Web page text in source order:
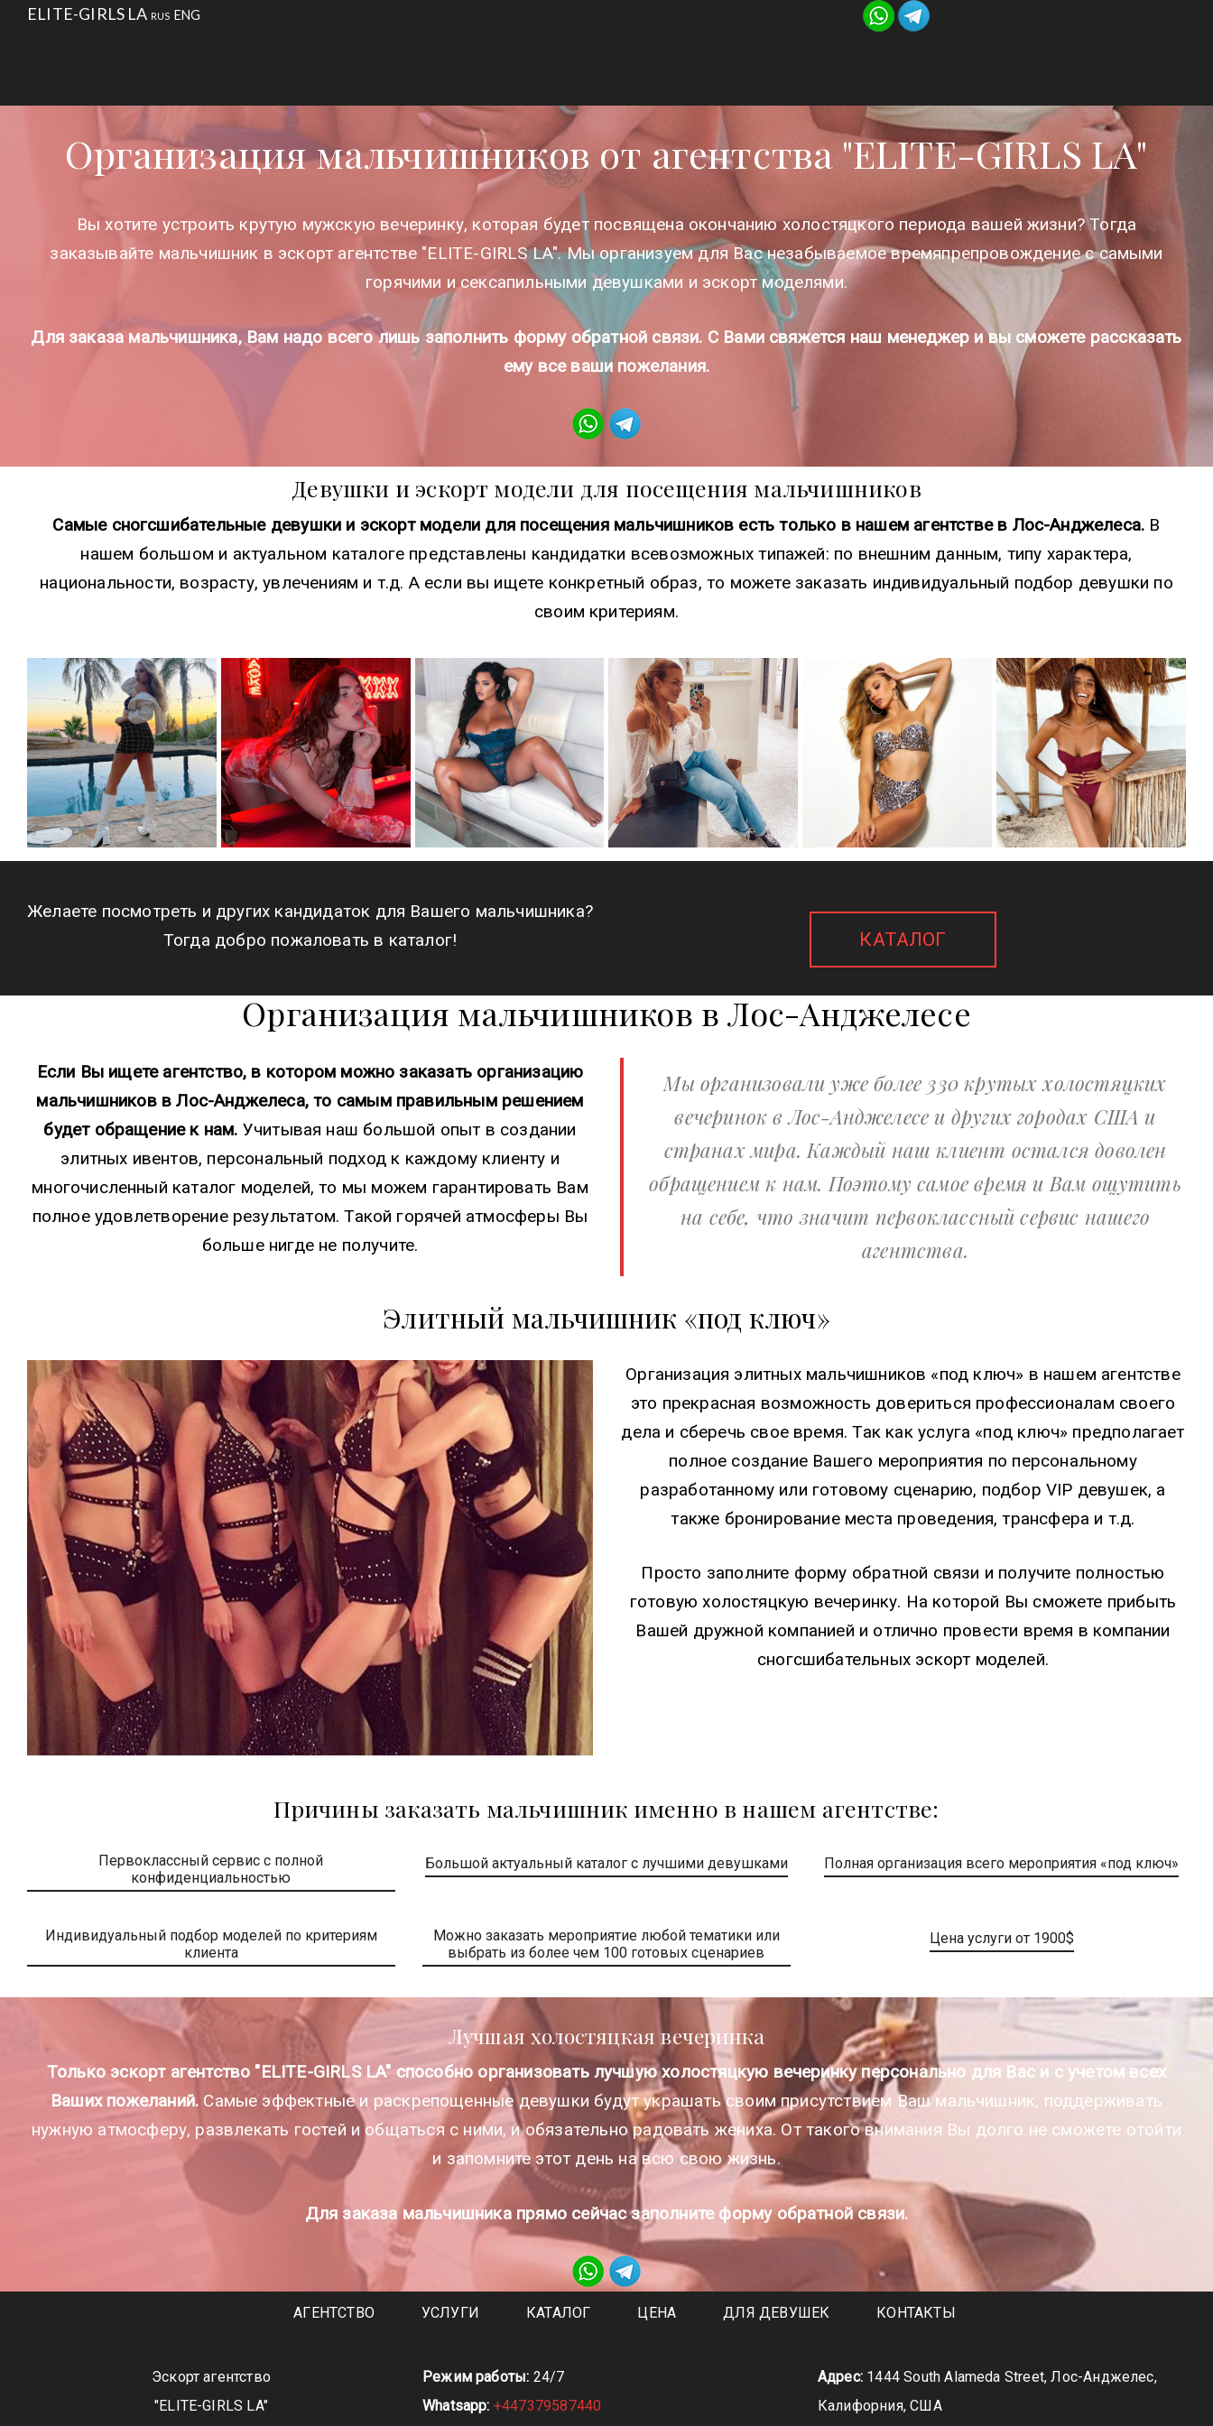
ELITE-GIRLS LA RUS ENG
Организация мальчишников от агентства "ELITE-GIRLS LA"
Вы хотите устроить крутую мужскую вечеринку, которая будет посвящена окончанию холостяцкого периода вашей жизни? Тогда
заказывайте мальчишник в эскорт агентстве "ELITE-GIRLS LA". Мы организуем для Вас незабываемое времяпрепровождение с самыми
горячими и сексапильными девушками и эскорт моделями.
Для заказа мальчишника, Вам надо всего лишь заполнить форму обратной связи. С Вами свяжется наш менеджер и вы сможете рассказать
ему все ваши пожелания.
Девушки и эскорт модели для посещения мальчишников
Самые сногсшибательные девушки и эскорт модели для посещения мальчишников есть только в нашем агентстве в Лос-Анджелеса. В
нашем большом и актуальном каталоге представлены кандидатки всевозможных типажей: по внешним данным, типу характера,
национальности, возрасту, увлечениям и т.д. А если вы ищете конкретный образ, то можете заказать индивидуальный подбор девушки по
своим критериям.
Желаете посмотреть и других кандидаток для Вашего мальчишника?
Тогда добро пожаловать в каталог!
КАТАЛОГ
Организация мальчишников в Лос-Анджелесе
Если Вы ищете агентство, в котором можно заказать организацию
мальчишников в Лос-Анджелеса, то самым правильным решением
будет обращение к нам. Учитывая наш большой опыт в создании
элитных ивентов, персональный подход к каждому клиенту и
многочисленный каталог моделей, то мы можем гарантировать Вам
полное удовлетворение результатом. Такой горячей атмосферы Вы
больше нигде не получите.
Мы организовали уже более 330 крутых холостяцких
вечеринок в Лос-Анджелесе и других городах США и
странах мира. Каждый наш клиент остался доволен
обращением к нам. Поэтому самое время и Вам ощутить
на себе, что значит первоклассный сервис нашего
агентства.
Элитный мальчишник «под ключ»
Организация элитных мальчишников «под ключ» в нашем агентстве
это прекрасная возможность довериться профессионалам своего
дела и сберечь свое время. Так как услуга «под ключ» предполагает
полное создание Вашего мероприятия по персональному
разработанному или готовому сценарию, подбор VIP девушек, а
также бронирование места проведения, трансфера и т.д.
Просто заполните форму обратной связи и получите полностью
готовую холостяцкую вечеринку. На которой Вы сможете прибыть
Вашей дружной компанией и отлично провести время в компании
сногсшибательных эскорт моделей.
Причины заказать мальчишник именно в нашем агентстве:
Первоклассный сервис с полной
конфиденциальностью
Большой актуальный каталог с лучшими девушками Полная организация всего мероприятия «под ключ»
Индивидуальный подбор моделей по критериям
клиента
Можно заказать мероприятие любой тематики или
выбрать из более чем 100 готовых сценариев
Цена услуги от 1900$
Лучшая холостяцкая вечеринка
Только эскорт агентство "ELITE-GIRLS LA" способно организовать лучшую холостяцкую вечеринку персонально для Вас и с учетом всех
Ваших пожеланий. Самые эффектные и раскрепощенные девушки будут украшать своим присутствием Ваш мальчишник, поддерживать
нужную атмосферу, развлекать гостей и общаться с ними, и обязательно радовать жениха. От такого внимания Вы долго не сможете отойти
и запомните этот день на всю свою жизнь.
Для заказа мальчишника прямо сейчас заполните форму обратной связи.
АГЕНТСТВО УСЛУГИ КАТАЛОГ ЦЕНА ДЛЯ ДЕВУШЕК КОНТАКТЫ
Эскорт агентство
"ELITE-GIRLS LA"
Режим работы: 24/7
Whatsapp: +447379587440
Адрес: 1444 South Alameda Street, Лос-Анджелес,
Калифорния, США